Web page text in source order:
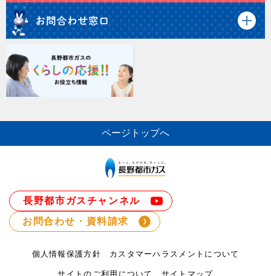
ページトップへ
長野都市ガスチャンネル
お問合わせ・資料請求
個人情報保護方針 カスタマーハラスメントについて
サイトのご利用について サイトマップ